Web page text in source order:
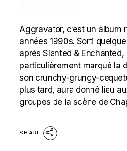
Aggravator, c’est un album
années 1990s. Sorti
après Slanted & Enchanted,
particulièrement marqué la
son crunchy-grungy-
plus tard, aura donné lieu
groupes de la scène de
SHARE